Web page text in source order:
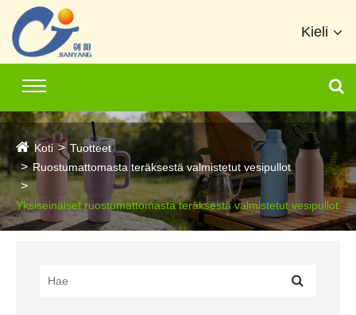
Kieli
Koti
Tuotteet
Ruostumattomasta teräksestä valmistetut vesipullot
Yksiseinäiset ruostumattomasta teräksestä valmistetut vesipullot